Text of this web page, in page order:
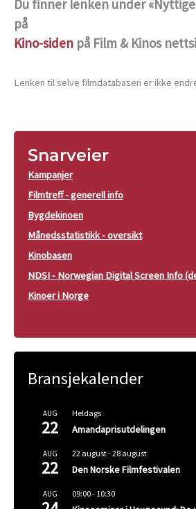
Du finner lenken under
på
Kino-siden på Film & Kinos
Lenken til selve filmdatabasen er ikke
Snarveier
Kampanjer
Filmtreff - generell info
Bygdekinoen
Månedsstatistikk - oversikt
Kinobasen
NDSI - Norwegian Digital Screen Info
Kinoer i Norge
Bransjekalender
AUG
22
Heldags
Amandaprisutdelingen
AUG
22
22 august-28 august
Den Norske Filmfestivalen
AUG 09:00- 10:30